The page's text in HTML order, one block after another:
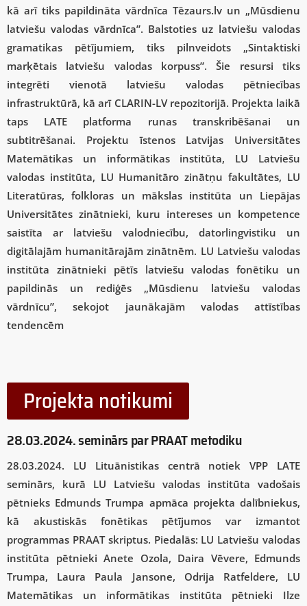
kā arī tiks papildināta vārdnīca Tēzaurs.lv un „Mūsdienu
latviešu valodas vārdnīca”. Balstoties uz latviešu valodas
gramatikas pētījumiem, tiks pilnveidots „Sintaktiski
marķētais latviešu valodas korpuss”. Šie resursi tiks
integrēti vienotā latviešu valodas pētniecības
infrastruktūrā, kā arī CLARIN-LV repozitorijā. Projekta laikā
taps LATE platforma runas transkribēšanai un
subtitrēšanai. Projektu īstenos Latvijas Universitātes
Matemātikas un informātikas institūta, LU Latviešu
valodas institūta, LU Humanitāro zinātņu fakultātes, LU
Literatūras, folkloras un mākslas institūta un Liepājas
Universitātes zinātnieki, kuru intereses un kompetence
saistīta ar latviešu valodniecību, datorlingvistiku un
digitālajām humanitārajām zinātnēm. LU Latviešu valodas
institūta zinātnieki pētīs latviešu valodas fonētiku un
papildinās un rediģēs „Mūsdienu latviešu valodas
vārdnīcu”, sekojot jaunākajām valodas attīstības
tendencēm
Projekta notikumi
28.03.2024. seminārs par PRAAT metodiku
28.03.2024. LU Lituānistikas centrā notiek VPP LATE
seminārs, kurā LU Latviešu valodas institūta vadošais
pētnieks Edmunds Trumpa apmāca projekta dalībniekus,
kā akustiskās fonētikas pētījumos var izmantot
programmas PRAAT skriptus. Piedalās: LU Latviešu valodas
institūta pētnieki Anete Ozola, Daira Vēvere, Edmunds
Trumpa, Laura Paula Jansone, Odrija Ratfeldere, LU
Matemātikas un informātikas institūta pētnieki Ilze